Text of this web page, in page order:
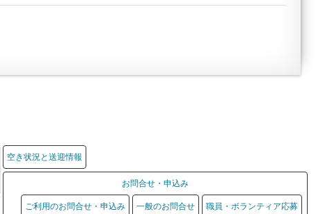
空き状況と送迎情報
お問合せ・申込み
ご利用のお問合せ・申込み 一般のお問合せ 職員・ボランティア応募